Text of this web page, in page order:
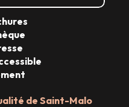
de Saint-Malo